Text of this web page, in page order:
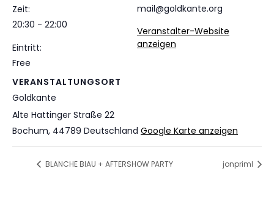
Zeit:
20:30 - 22:00
Eintritt:
Free
VERANSTALTUNGSORT
Goldkante
Alte Hattinger Straße 22
Bochum, 44789 Deutschland Google Karte anzeigen
mail@goldkante.org
Veranstalter-Website
anzeigen
BLANCHE BIAU + AFTERSHOW PARTY jonpriml